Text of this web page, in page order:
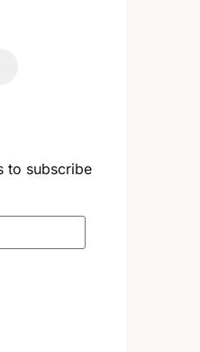
to subscribe